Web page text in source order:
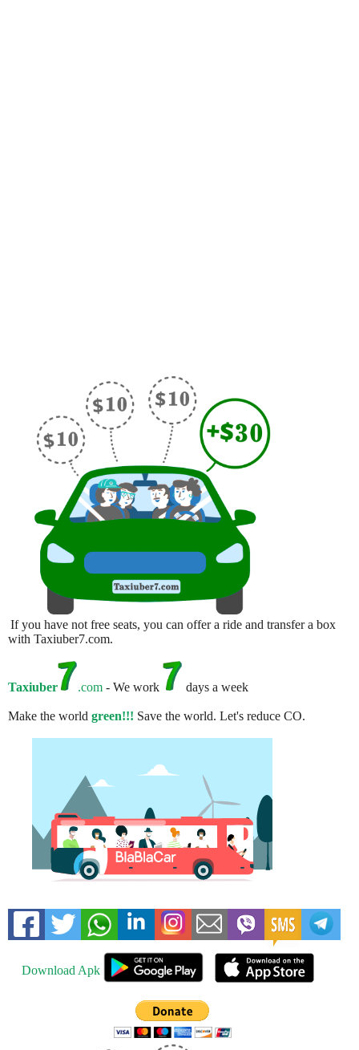
If you have not free seats, you can offer a ride and transfer a box
with Taxiuber7.com.
Taxiuber .com - We work days a week
Make the world green!!! Save the world. Let's reduce CO.
Download Apk